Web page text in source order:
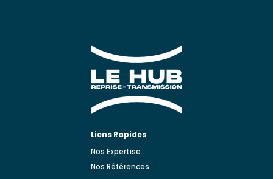
Liens Rapides
Nos Expertise
Nos Références